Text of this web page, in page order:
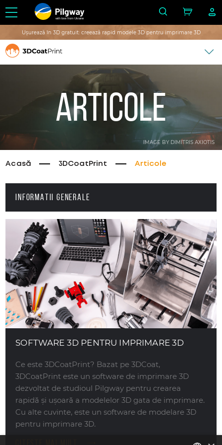
with love from Ukraine
Ușurează în 3D gratuit: creează rapid modele 3D pentru imprimare 3D
IMAGE BY DIMITRIS AXIOTIS
Articole
Acasă 3DCoatPrint Articole
INFORMATII GENERALE
SOFTWARE 3D PENTRU IMPRIMARE 3D
Ce este 3DCoatPrint? Bazat pe 3DCoat,
3DCoatPrint este un software de imprimare 3D
dezvoltat de studioul Pilgway pentru crearea
rapidă și ușoară a modelelor 3D gata de imprimare.
Cu alte cuvinte, este un software de modelare 3D
pentru imprimare 3D.